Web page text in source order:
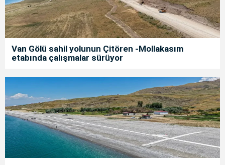
Van Gölü sahil yolunun Çitören -Mollakasım
etabında çalışmalar sürüyor